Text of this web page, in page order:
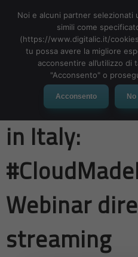
MENU
Ripartire
in Italy:
Webinar
streaming
Noi e alcuni partner selezionati
simili come
(https://www.digitalic.it/
tu possa avere la migliore
acconsentire all’utilizzo
"Acconsento" o
Acconsento No